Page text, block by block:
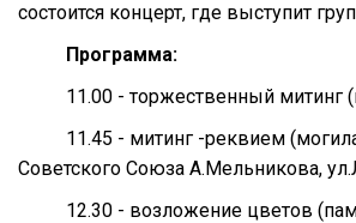
состоится концерт, где выступит
Программа:
11.00 - торжественный митинг
11.45 - митинг -реквием
Советского Союза А.Мельникова,
12.30 - возложение цветов